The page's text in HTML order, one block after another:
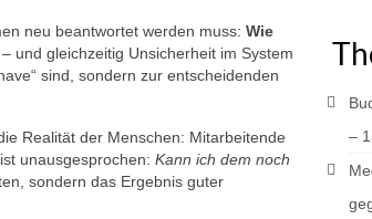
neu beantwortet werden muss: Wie
und gleichzeitig Unsicherheit im System
sind, sondern zur entscheidenden
Realität der Menschen: Mitarbeitende
unausgesprochen: Kann ich dem noch
sondern das Ergebnis guter
–